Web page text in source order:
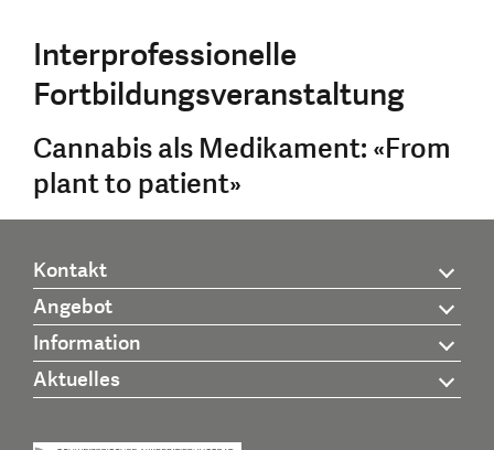
Interprofessionelle
Fortbildungsveranstaltung
Cannabis als Medikament: «From
plant to patient»
Kontakt
Angebot
Information
Aktuelles